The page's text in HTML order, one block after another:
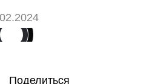
Поделиться